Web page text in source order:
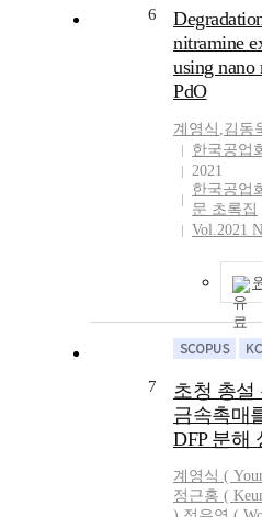
three agents
mass fraction
increase to
for phosgene
chlorine gas.
molecular
agents has
for
important to
ventilation
height less
chemical
Cu(II)-
hydrolyzed
effectively.
soluble
complex
hydrolysis of
folds
buffer
provides the
Chitosan
can substitute
6
nitramine
using nano
PdO
계영식 ,김동
한국공업
2021
한국공업
문 초록집
Vol.2021
7
초청 총설
금속촉매
DFP 분해
계영식 (
정근홍 (